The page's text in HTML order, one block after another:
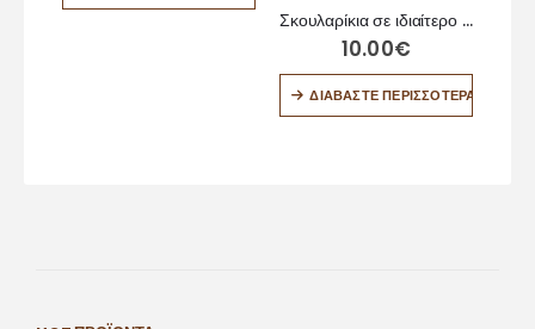
Σκουλαρίκια σε ιδιαίτερο σχήμα
10.00€
ΔΙΑΒΆΣΤΕ ΠΕΡΙΣΣΌΤΕΡΑ